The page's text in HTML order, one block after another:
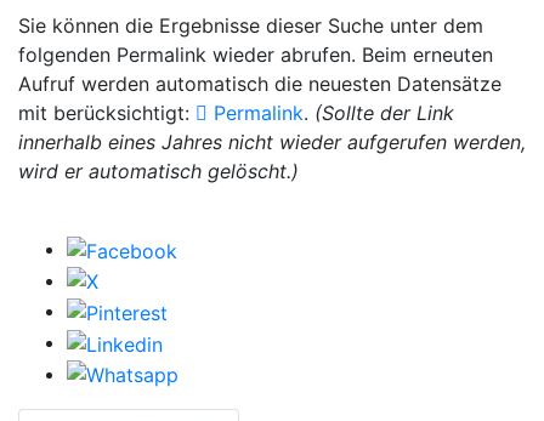
Sie können die Ergebnisse dieser Suche unter dem
folgenden Permalink wieder abrufen. Beim erneuten
Aufruf werden automatisch die neuesten Datensätze
mit berücksichtigt:
Permalink. (Sollte der Link
innerhalb eines Jahres nicht wieder aufgerufen werden,
wird er automatisch gelöscht.)